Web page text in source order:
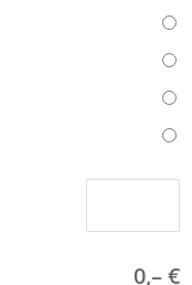
0,– €